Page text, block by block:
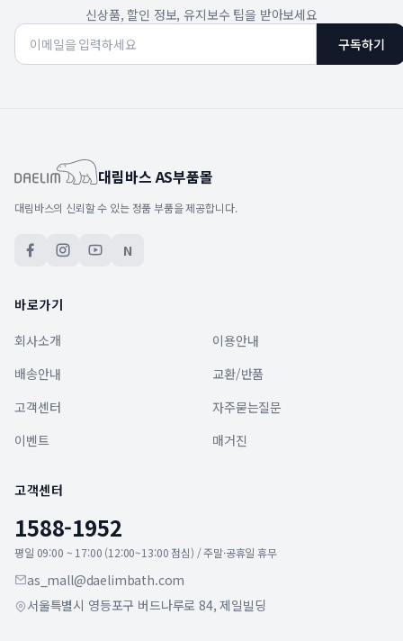
신상품, 할인 정보, 유지보수 팁을 받아보세요
구독하기
대림바스 AS부품몰
대림바스의 신뢰할 수 있는 정품 부품을 제공합니다.
N
바로가기
회사소개
이용안내
배송안내
교환/반품
고객센터
자주묻는질문
이벤트
매거진
고객센터
1588-1952
평일 09:00 ~ 17:00 (12:00~13:00 점심) / 주말·공휴일 휴무
as_mall@daelimbath.com
서울특별시 영등포구 버드나루로 84, 제일빌딩